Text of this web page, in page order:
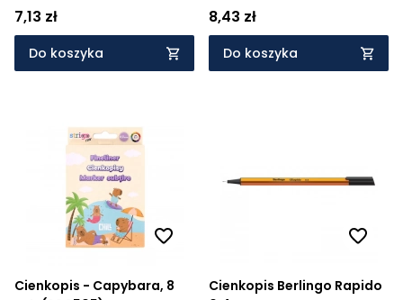
7,13 zł
Do koszyka
8,43 zł
Do koszyka
Cienkopis - Capybara, 8
Cienkopis Berlingo Rapido